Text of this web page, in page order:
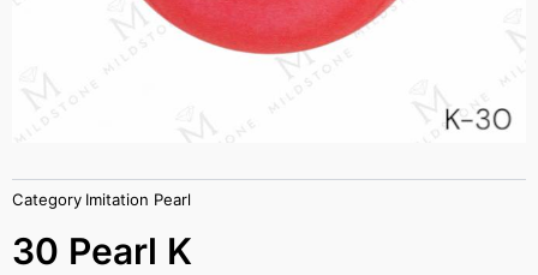
Category Imitation Pearl
30 Pearl K